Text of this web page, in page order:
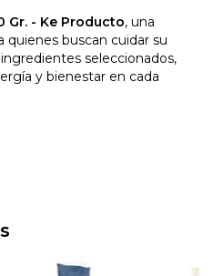
Gr. - Ke Producto, una
quienes buscan cuidar su
seleccionados,
y bienestar en cada